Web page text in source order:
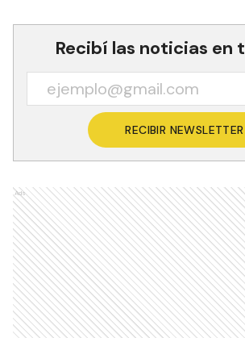
Recibí las noticias en
RECIBIR NEWSLETTER
Ads